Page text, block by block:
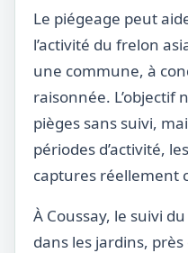
Le piégeage peut
l’activité du frelon
une commune, à
raisonnée. L’objectif
pièges sans suivi,
périodes d’activité,
captures réellement
À Coussay, le suivi
dans les jardins,